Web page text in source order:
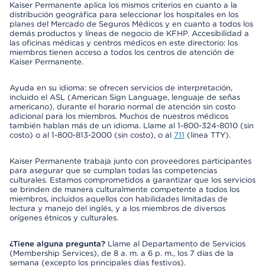
Kaiser Permanente aplica los mismos criterios en cuanto a la
distribución geográfica para seleccionar los hospitales en los
planes del Mercado de Seguros Médicos y en cuanto a todos los
demás productos y líneas de negocio de KFHP. Accesibilidad a
las oficinas médicas y centros médicos en este directorio: los
miembros tienen acceso a todos los centros de atención de
Kaiser Permanente.
Ayuda en su idioma: se ofrecen servicios de interpretación,
incluido el ASL (American Sign Language, lenguaje de señas
americano), durante el horario normal de atención sin costo
adicional para los miembros. Muchos de nuestros médicos
también hablan más de un idioma. Llame al 1-800-324-8010 (sin
costo) o al 1-800-813-2000 (sin costo), o al 711 (línea TTY).
Kaiser Permanente trabaja junto con proveedores participantes
para asegurar que se cumplan todas las competencias
culturales. Estamos comprometidos a garantizar que los servicios
se brinden de manera culturalmente competente a todos los
miembros, incluidos aquellos con habilidades limitadas de
lectura y manejo del inglés, y a los miembros de diversos
orígenes étnicos y culturales.
¿Tiene alguna pregunta? Llame al Departamento de Servicios
(Membership Services), de 8 a. m. a 6 p. m., los 7 días de la
semana (excepto los principales días festivos).